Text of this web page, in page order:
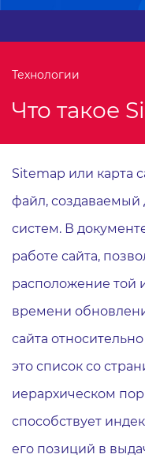
Технологии
Что такое
Sitemap или карта
файл,
систем. В
работе сайта,
расположение той
времени
сайта
это список со
иерархическом
способствует
его позиций в